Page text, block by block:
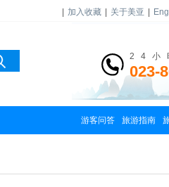
加入收藏 关于美亚
24小
023-
游客问答 旅游指南